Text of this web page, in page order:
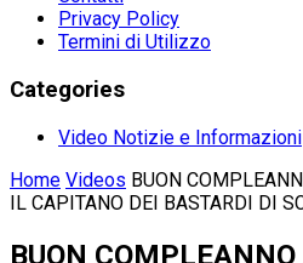
Privacy Policy
Termini di Utilizzo
Categories
Video Notizie e Informazioni
Home Videos BUON
IL CAPITANO DEI BASTARDI DI
BUON